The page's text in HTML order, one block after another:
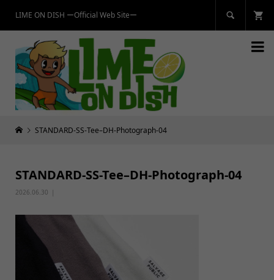
LIME ON DISH ーOfficial Web Siteー 

STANDARD-SS-Tee–DH-Photograph-04
STANDARD-SS-Tee–DH-Photograph-04
2026.06.30